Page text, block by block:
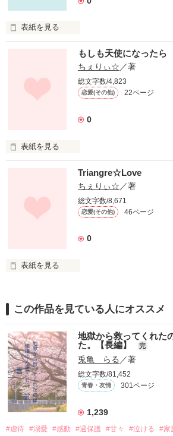
表紙を見る
最近話題だったイジメのお話です あたし
イヤです 読んでくださぁぃ (飛んだぁぁ
作品を読む
もしも天使になったら
ちぇりぃ☆／著
総文字数/4,823
恋愛(その他) 22ページ
0
表紙を見る
る？ 別にイジワルのつもり無いよ ただ
てたか確かめたいだけ
作品を読む
Triangre☆Love
ちぇりぃ☆ ／著
総文字数/8,671
恋愛(その他) 46ページ
0
表紙を見る
作品を読む
この作品を見ている人にオススメ
地獄から救ってくれた
た。【長編】
完
兎亀 らる ／著
総文字数/81,452
青春・友情 301ページ
1,239
#虐待 #溺愛 #感動 #過保護 #甘々 #泣ける #家